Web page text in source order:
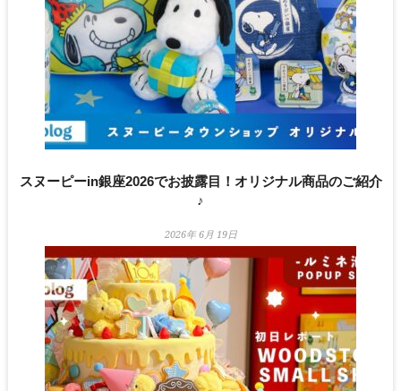
スヌーピーin銀座2026でお披露目！オリジナル商品のご紹介
♪
2026年 6月 19日